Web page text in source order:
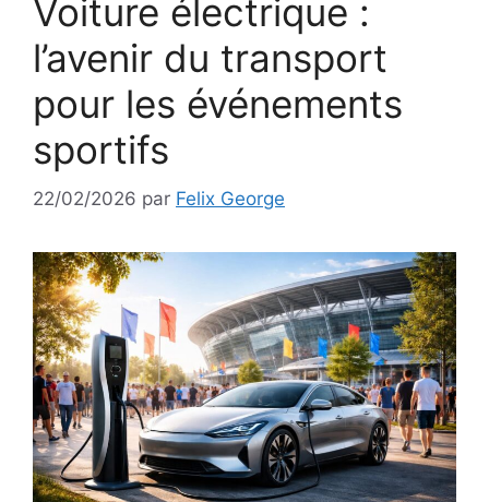
Voiture électrique :
l’avenir du transport
pour les événements
sportifs
22/02/2026 par Felix George